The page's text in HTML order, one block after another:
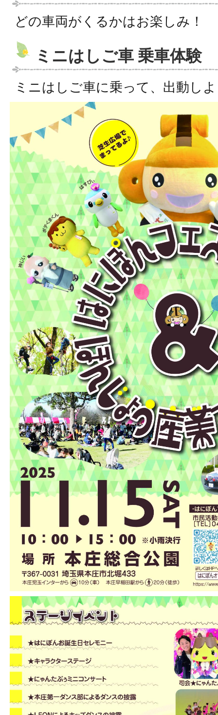
どの車両がくるかはお楽しみ！
ミニはしご車 乗車体験
ミニはしご車に乗って、出動し